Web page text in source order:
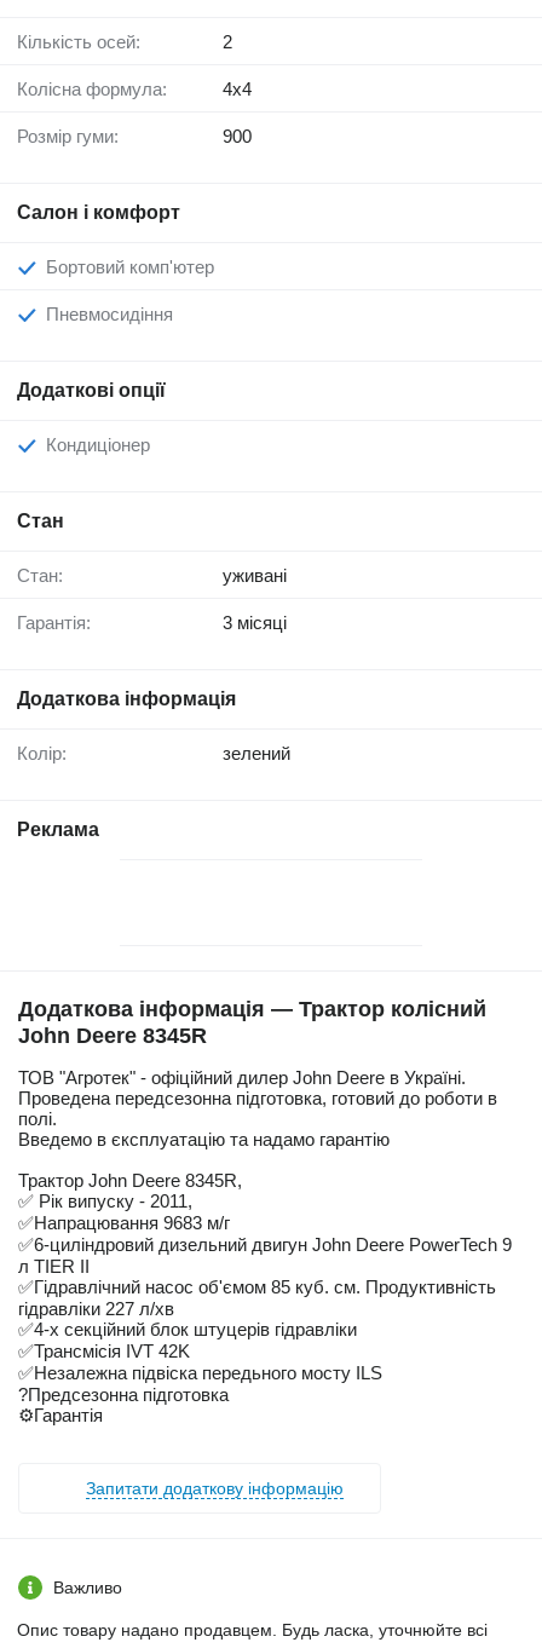
Кількість осей: 2
Колісна формула: 4x4
Розмір гуми: 900
Салон і комфорт
Бортовий комп'ютер
Пневмосидіння
Додаткові опції
Кондиціонер
Стан
Стан: уживані
Гарантія: 3 місяці
Додаткова інформація
Колір: зелений
Реклама
Додаткова інформація — Трактор колісний
John Deere 8345R
ТОВ "Агротек" - офіційний дилер John Deere в Україні.
Проведена передсезонна підготовка, готовий до роботи в
полі.
Введемо в єксплуатацію та надамо гарантію
Трактор John Deere 8345R,
✅ Рік випуску - 2011,
✅Напрацювання 9683 м/г
✅6-циліндровий дизельний двигун John Deere PowerTech 9
л TIER II
✅Гідравлічний насос об'ємом 85 куб. см. Продуктивність
гідравліки 227 л/хв
✅4-х секційний блок штуцерів гідравліки
✅Трансмісія IVT 42K
✅Незалежна підвіска передьного мосту ILS
?️Предсезонна підготовка
⚙️Гарантія
Запитати додаткову інформацію
Важливо
Опис товару надано продавцем. Будь ласка, уточнюйте всі